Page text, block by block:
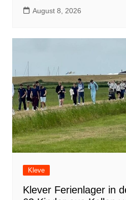
August 8, 2026
Kleve
Klever Ferienlager in